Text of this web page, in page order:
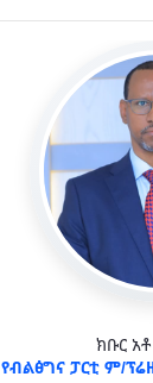
ክቡር
የብልፅግና ፓርቲ ም/